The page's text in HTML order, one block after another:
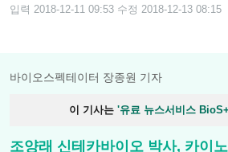
입력 2018-12-11 09:53 수정 2018-12-13 08:15
바이오스펙테이터 장종원 기자
이 기사는 '유료 뉴스서비스
조양래 신테카바이오 박사, 카이